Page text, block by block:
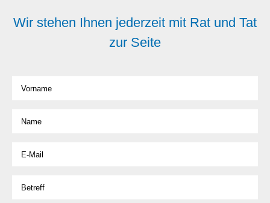
Wir stehen Ihnen jederzeit mit Rat und Tat
zur Seite